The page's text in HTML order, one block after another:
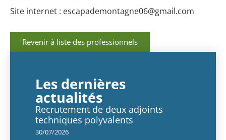
Site internet : escapademontagne06@gmail.com
Revenir à liste des professionnels
Les dernières
actualités
Recrutement de deux adjoints
techniques polyvalents
30/07/2026